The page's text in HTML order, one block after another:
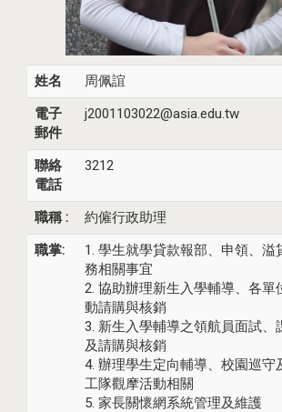
姓名
周佩誼
電子
郵件
j2001103022@asia.edu.tw
聯絡
電話
3212
職稱 :
約僱行政助理
職掌:
1. 學生就學貸款報部、申領、溢
務相關事宜
2. 協助辦理新生入學輔導、各單
動請購與核銷
3. 新生入學輔導之領航員面試、
及請購與核銷
4. 辦理學生定向輔導、校園巡守
工隊觀摩活動相關
5. 家長關懷網系統管理及維護